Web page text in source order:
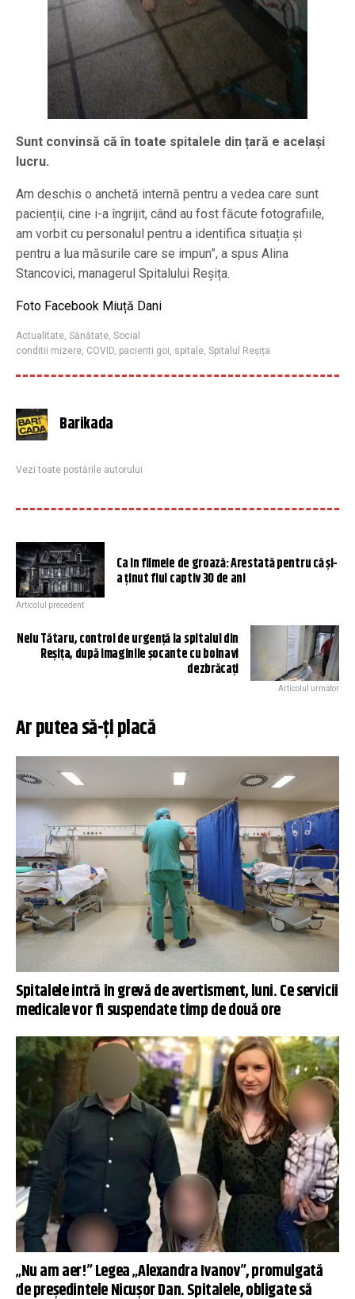
Sunt convinsă că în toate spitalele din țară e același
lucru.
Am deschis o anchetă internă pentru a vedea care sunt
pacienții, cine i-a îngrijit, când au fost făcute fotografiile,
am vorbit cu personalul pentru a identifica situația și
pentru a lua măsurile care se impun”, a spus Alina
Stancovici, managerul Spitalului Reșița.
Foto Facebook Miuță Dani
Actualitate, Sănătate, Social
conditii mizere, COVID, pacienti goi, spitale, Spitalul Reșița
Barikada
Vezi toate postările autorului
Ca în filmele de groază: Arestată pentru că și-
a ținut fiul captiv 30 de ani
Articolul precedent
Nelu Tătaru, control de urgență la spitalul din
Reșița, după imaginile șocante cu bolnavi
dezbrăcați
Articolul următor
Ar putea să-ți placă
Spitalele intră în grevă de avertisment, luni. Ce servicii
medicale vor fi suspendate timp de două ore
„Nu am aer!” Legea „Alexandra Ivanov”, promulgată
de președintele Nicușor Dan. Spitalele, obligate să